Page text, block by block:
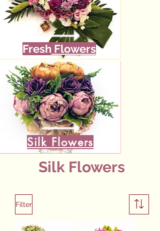
Fresh Flowers
Silk Flowers
Silk Flowers
Filter